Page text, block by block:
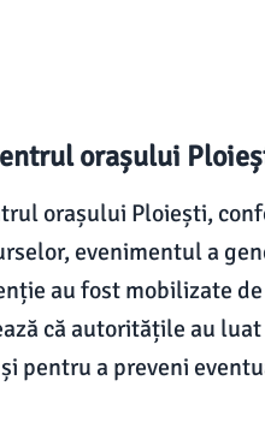
orașului
orașului Ploiești,
evenimentul a
au fost mobilizate
că autoritățile au
pentru a preveni